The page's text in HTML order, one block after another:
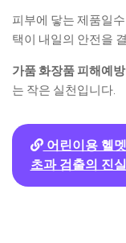
피부에 닿는 제품일
택이 내일의 안전을
가품 화장품 피해예방
는 작은 실천입니다.
어린이용 헬
초과 검출의 진실